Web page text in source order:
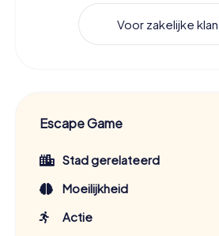
Voor zakelijke
Escape Game
Stad gerelateerd
Moeilijkheid
Actie